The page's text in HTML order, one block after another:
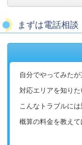
まずは電話相談
自分でやってみた
対応エリアを知りた
こんなトラブルに
概算の料金を教